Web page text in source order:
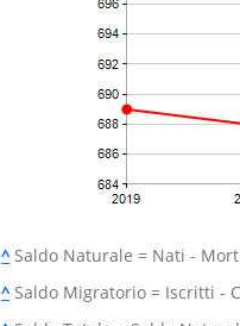
^Saldo Naturale = Nati -
^Saldo Migratorio = Iscritti -